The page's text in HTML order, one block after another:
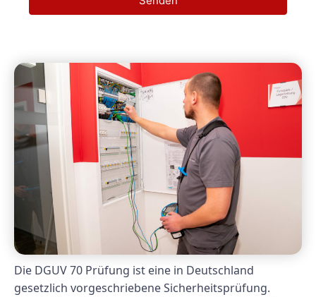
Die DGUV 70 Prüfung ist eine in Deutschland
gesetzlich vorgeschriebene Sicherheitsprüfung.